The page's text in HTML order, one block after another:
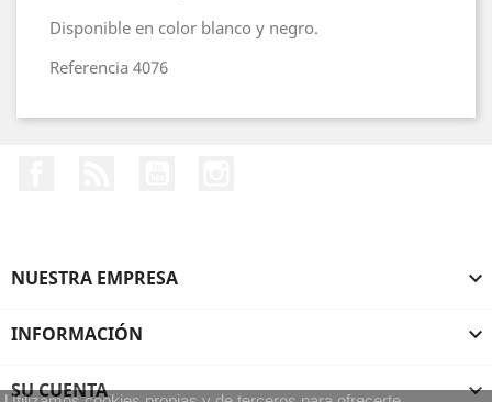
Disponible en color blanco y negro.
Referencia 4076
NUESTRA EMPRESA 
INFORMACIÓN 
SU CUENTA 